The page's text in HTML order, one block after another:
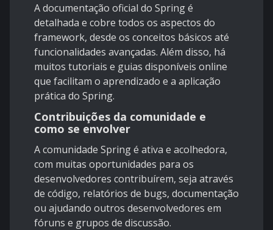
A documentação oficial do Spring é
detalhada e cobre todos os aspectos do
framework, desde os conceitos básicos até
funcionalidades avançadas. Além disso, há
muitos tutoriais e guias disponíveis online
que facilitam o aprendizado e a aplicação
prática do Spring.
Contribuições da comunidade e
como se envolver
A comunidade Spring é ativa e acolhedora,
com muitas oportunidades para os
desenvolvedores contribuírem, seja através
de código, relatórios de bugs, documentação
ou ajudando outros desenvolvedores em
fóruns e grupos de discussão.